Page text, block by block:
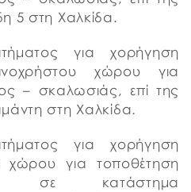
5 στη Χαλκίδα.
για χορήγηση
χώρου για
– σκαλωσιάς, επί της
στη Χαλκίδα.
για χορήγηση
χώρου για τοποθέτηση
σε κατάστημα